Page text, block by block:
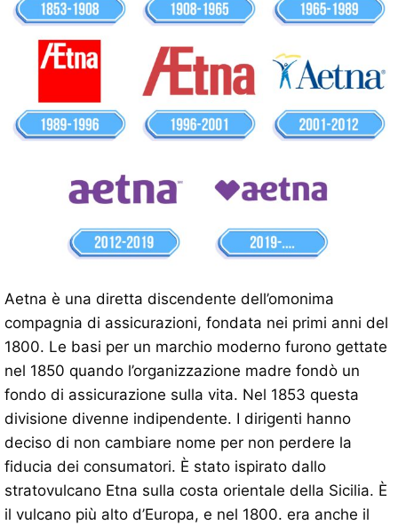
Aetna è una diretta discendente dell’omonima
compagnia di assicurazioni, fondata nei primi anni del
1800. Le basi per un marchio moderno furono gettate
nel 1850 quando l’organizzazione madre fondò un
fondo di assicurazione sulla vita. Nel 1853 questa
divisione divenne indipendente. I dirigenti hanno
deciso di non cambiare nome per non perdere la
fiducia dei consumatori. È stato ispirato dallo
stratovulcano Etna sulla costa orientale della Sicilia. È
il vulcano più alto d’Europa, e nel 1800. era anche il